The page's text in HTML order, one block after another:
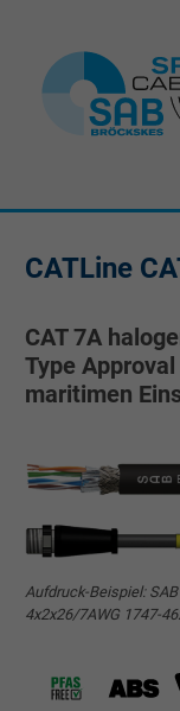
CATLine
CAT 7A
Type
maritimen
Aufdruck-Beispiel: SAB
4x2x26/7AWG 1747-